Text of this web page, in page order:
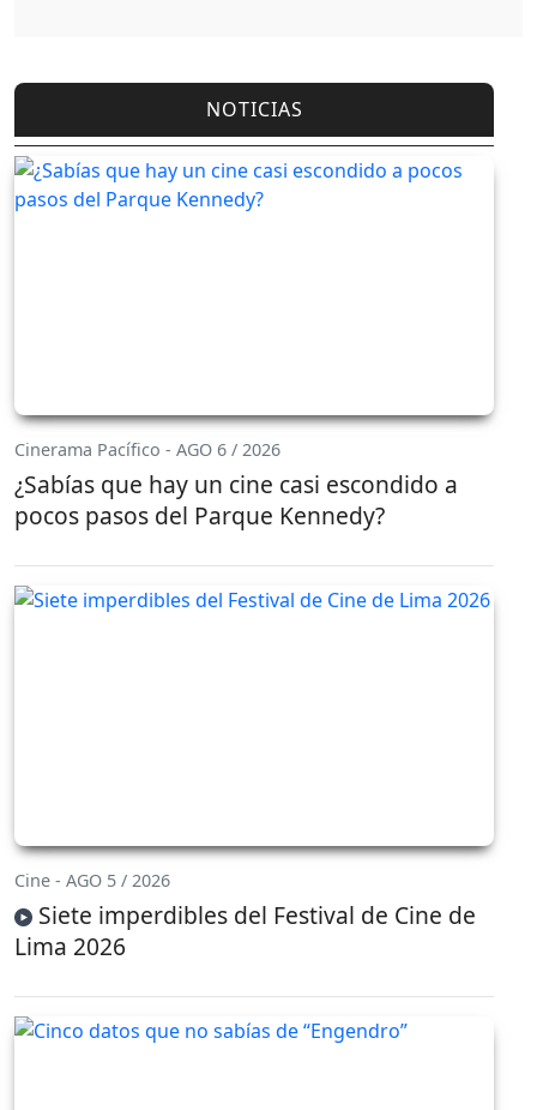
NOTICIAS
Cinerama Pacífico - AGO 6 / 2026
¿Sabías que hay un cine casi escondido a
pocos pasos del Parque Kennedy?
Cine - AGO 5 / 2026
Siete imperdibles del Festival de Cine de
Lima 2026